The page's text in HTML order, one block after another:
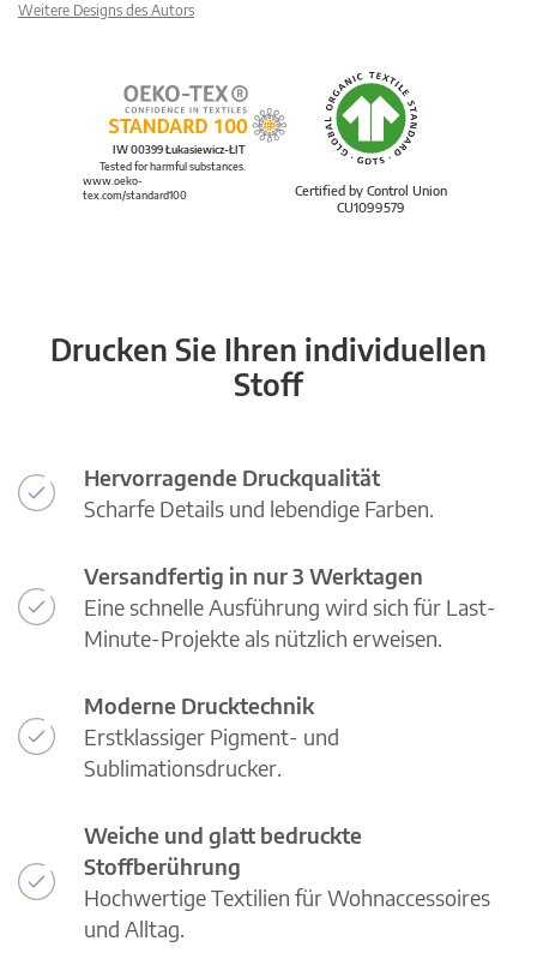
Weitere Designs des Autors
Certified by Control Union
CU1099579
IW 00399 Łukasiewicz-ŁIT
Tested for harmful substances.
www.oeko-
tex.com/standard100
Drucken Sie Ihren individuellen
Stoff
Hervorragende Druckqualität
Scharfe Details und lebendige Farben.
Versandfertig in nur 3 Werktagen
Eine schnelle Ausführung wird sich für Last-
Minute-Projekte als nützlich erweisen.
Moderne Drucktechnik
Erstklassiger Pigment- und
Sublimationsdrucker.
Weiche und glatt bedruckte
Stoffberührung
Hochwertige Textilien für Wohnaccessoires
und Alltag.